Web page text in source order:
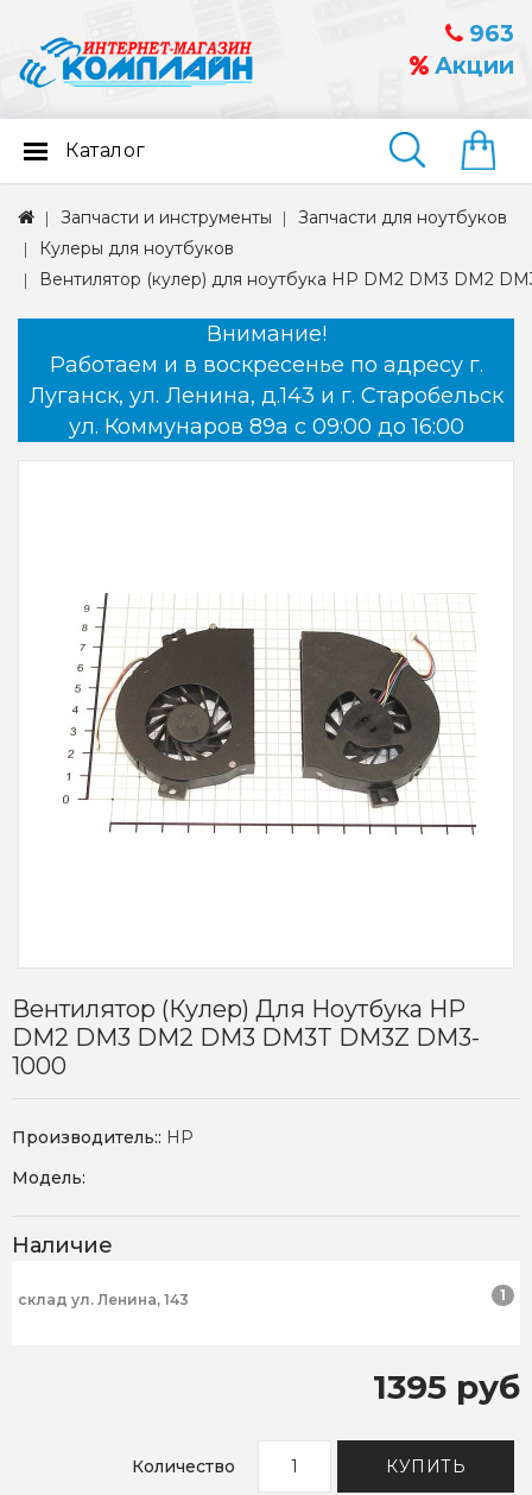
963
Акции
Найти
Каталог
Запчасти и инструменты
Запчасти для ноутбуков
Кулеры для ноутбуков
Вентилятор (кулер) для ноутбука HP DM2 DM3 DM2
Внимание!
Работаем и в воскресенье по адресу г.
Луганск, ул. Ленина, д.143 и г. Старобельск
ул. Коммунаров 89а с 09:00 до 16:00
Вентилятор (кулер) Для Ноутбука HP
DM2 DM3 DM2 DM3 DM3T DM3Z DM3-
1000
Производитель:: HP
Модель:
Наличие
склад ул. Ленина, 143 1
1395 руб
Количество КУПИТЬ